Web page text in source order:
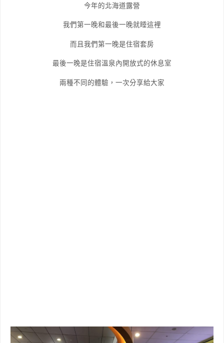
今年的北海道露營
我們第一晚和最後一晚就睡這裡
而且我們第一晚是住宿套房
最後一晚是住宿溫泉內開放式的休息室
兩種不同的體驗，一次分享給大家